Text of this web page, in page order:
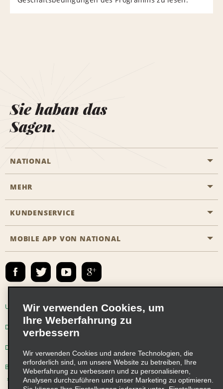
Sie haban das
Sagen.
NATIONAL
Eine Reservierung vornehmen
Das Business Rental Programm
Emerald Club Anmelden
MEHR
Karriere
KUNDENSERVICE
Barrierefreiheit
E-Mail anmelden
MOBILE APP VON NATIONAL
Unternehmensinformationen Nutzungsbedingungen
Datenschutzrichtlinie Cookie-Richtlinie
Datenschutzoptionen
Beschwerdeverfahren nach dem Lieferkettensorgfaltspflichtengesetz
Wir verwenden Cookies, um
Ihre Weberfahrung zu
verbessern
Wir verwenden Cookies und andere Technologien, die
erforderlich sind, um unsere Website zu betreiben, Ihre
Weberfahrung zu verbessern und zu personalisieren,
Analysen durchzuführen und unser Marketing zu optimieren.